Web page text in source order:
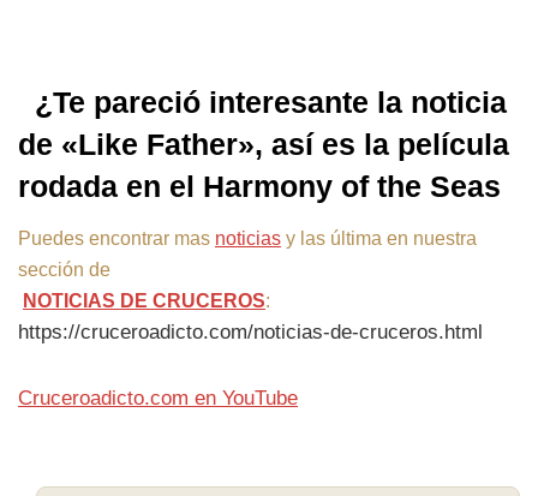
¿Te pareció interesante la noticia
de «Like Father», así es la película
rodada en el Harmony of the Seas
Puedes encontrar mas noticias y las última en nuestra
sección de
NOTICIAS DE CRUCEROS:
https://cruceroadicto.com/noticias-de-cruceros.html
Cruceroadicto.com en YouTube